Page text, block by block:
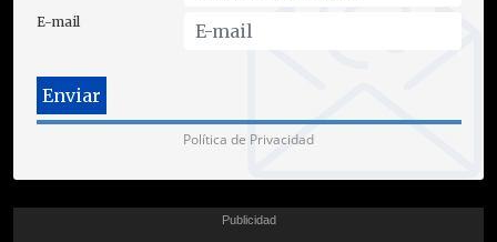
E-mail
Política de Privacidad